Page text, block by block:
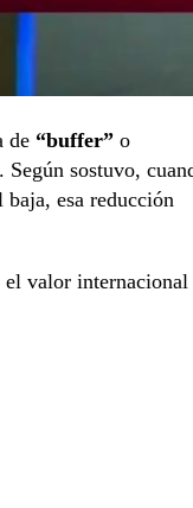
de “buffer” o
sostuvo,
esa reducción
el valor internacional